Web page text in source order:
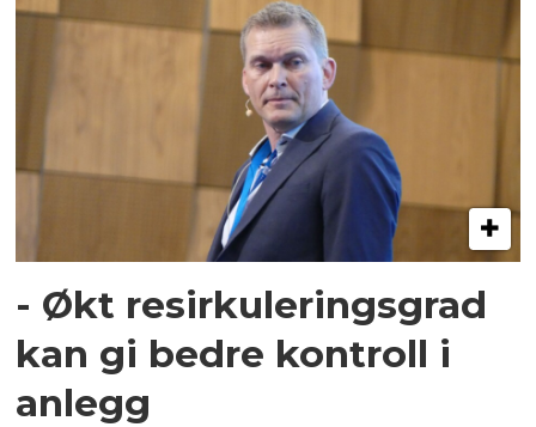
- Økt resirkuleringsgrad
kan gi bedre kontroll i
anlegg